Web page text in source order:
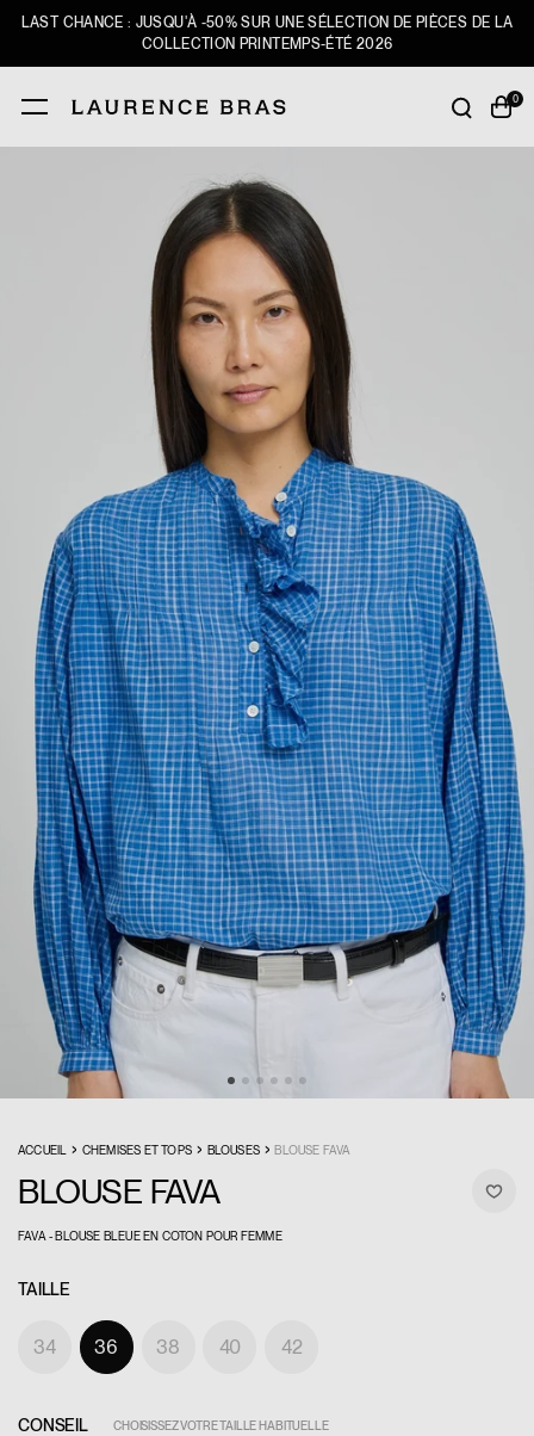
LAST CHANCE : JUSQU'À -50% SUR UNE SÉLECTION DE PIÈCES DE LA
COLLECTION PRINTEMPS-ÉTÉ 2026
LAST CHANCE
LOOKBOOK
0
ACCUEIL › CHEMISES ET TOPS › BLOUSES › BLOUSE FAVA
BLOUSE FAVA
FAVA - BLOUSE BLEUE EN COTON POUR FEMME
TAILLE
34 36 38 40 42
CONSEIL CHOISISSEZ VOTRE TAILLE HABITUELLE